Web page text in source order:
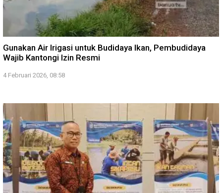
Gunakan Air Irigasi untuk Budidaya Ikan, Pembudidaya
Wajib Kantongi Izin Resmi
4 Februari 2026, 08:58